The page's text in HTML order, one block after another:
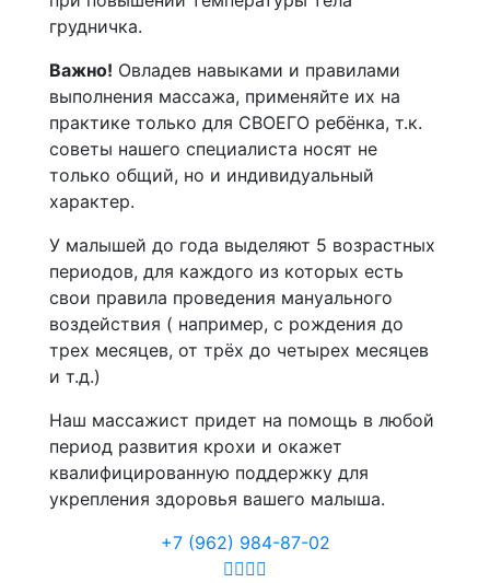
грудничка.
Важно! Овладев навыками и правилами
выполнения массажа, применяйте их на
практике только для СВОЕГО ребёнка, т.к.
советы нашего специалиста носят не
только общий, но и индивидуальный
характер.
У малышей до года выделяют 5 возрастных
периодов, для каждого из которых есть
свои правила проведения мануального
воздействия ( например, с рождения до
трех месяцев, от трёх до четырех месяцев
и т.д.)
Наш массажист придет на помощь в любой
период развития крохи и окажет
квалифицированную поддержку для
укрепления здоровья вашего малыша.
+7 (962) 984-87-02